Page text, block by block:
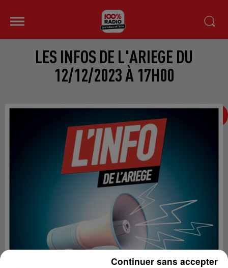
LES INFOS DE L'ARIEGE DU
12/12/2023 À 17H00
Continuer sans accepter